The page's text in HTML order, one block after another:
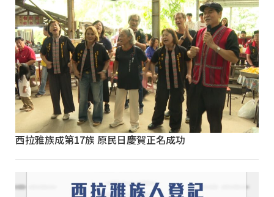
西拉雅族成第17族 原民日慶賀正名成功